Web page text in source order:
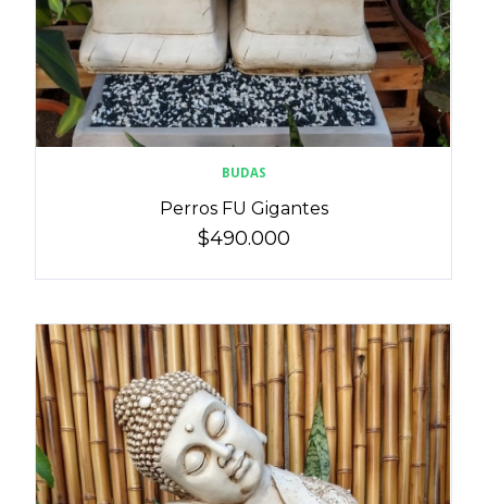
BUDAS
Perros FU Gigantes
$490.000